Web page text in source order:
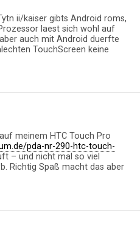
ii/kaiser gibts Android roms,
laest sich wohl auf
auch mit Android duerfte
TouchScreen keine
meinem HTC Touch Pro
pda-nr-290-htc-touch-
– und nicht mal so viel
Richtig Spaß macht das aber